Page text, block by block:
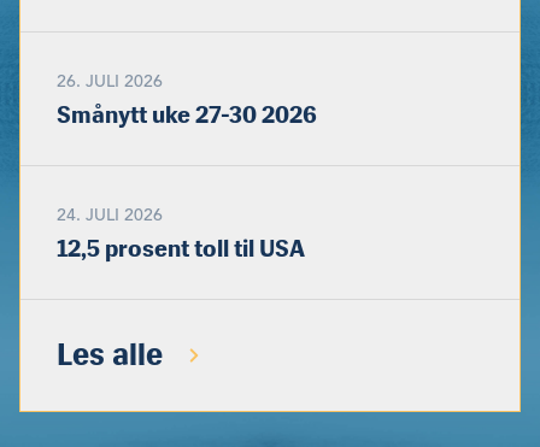
26. JULI 2026
Smånytt uke 27-30 2026
24. JULI 2026
12,5 prosent toll til USA
Les alle